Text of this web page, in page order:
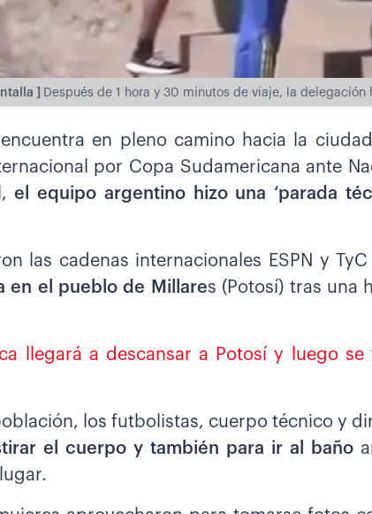
] Después de 1 hora y 30 minutos de viaje, la delegación
en pleno camino hacia la
por Copa Sudamericana ante
el equipo argentino hizo una ‘parada
las cadenas internacionales ESPN y
en el pueblo de Millares (Potosí) tras una
llegará a descansar a Potosí y luego
los futbolistas, cuerpo técnico y
el cuerpo y también para ir al baño